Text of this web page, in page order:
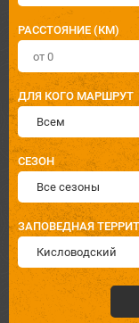
РАССТОЯНИЕ (КМ)
ДЛЯ КОГО МАРШРУТ
Всем
СЕЗОН
Все сезоны
ЗАПОВЕДНАЯ
Кисловодский